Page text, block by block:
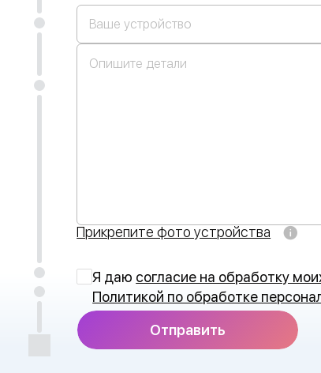
Прикрепите фото устройства
Я даю согласие на обработку
Политикой по обработке
Отправить